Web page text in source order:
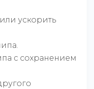
ускорить
с сохранением